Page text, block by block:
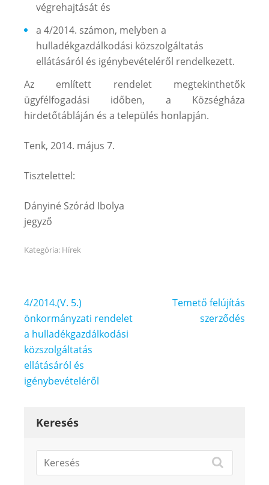
végrehajtását és
a 4/2014. számon, melyben a
hulladékgazdálkodási közszolgáltatás
ellátásáról és igénybevételéről rendelkezett.
Az említett rendelet megtekinthetők
ügyfélfogadási időben, a Községháza
hirdetőtábláján és a település honlapján.
Tenk, 2014. május 7.
Tisztelettel:
Dányiné Szórád Ibolya
jegyző
Kategória: Hírek
Bejegyzés
navigáció
4/2014.(V. 5.)
önkormányzati rendelet
a hulladékgazdálkodási
közszolgáltatás
ellátásáról és
igénybevételéről
Temető felújítás
szerződés
Keresés